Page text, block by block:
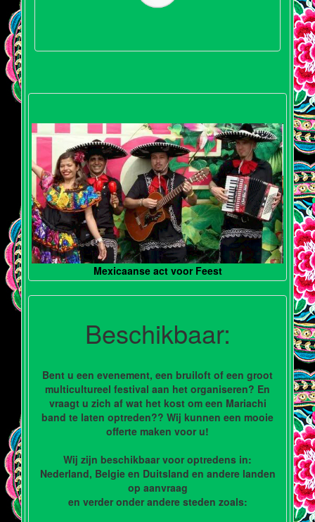
Mexicaanse act voor Feest
Beschikbaar:
Bent u een evenement, een bruiloft of een groot
multicultureel festival aan het organiseren? En
vraagt u zich af wat het kost om een Mariachi
band te laten optreden?? Wij kunnen een mooie
offerte maken voor u!
Wij zijn beschikbaar voor optredens in:
Nederland, Belgie en Duitsland en andere landen
op aanvraag
en verder onder andere steden zoals: